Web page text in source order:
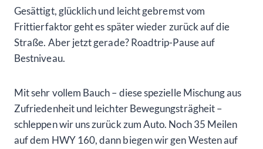
Gesättigt, glücklich und leicht gebremst vom
Frittierfaktor geht es später wieder zurück auf die
Straße. Aber jetzt gerade? Roadtrip-Pause auf
Bestniveau.
Mit sehr vollem Bauch – diese spezielle Mischung aus
Zufriedenheit und leichter Bewegungsträgheit –
schleppen wir uns zurück zum Auto. Noch 35 Meilen
auf dem HWY 160, dann biegen wir gen Westen auf